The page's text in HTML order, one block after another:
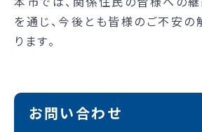
を通じ、今後とも皆様のご不安
ります。
お問い合わせ